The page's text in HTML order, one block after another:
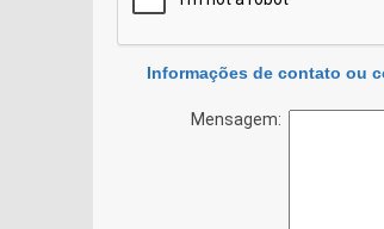
Informações de contato ou
Mensagem: